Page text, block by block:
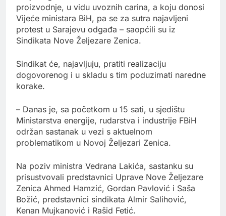
proizvodnje, u vidu uvoznih carina, a koju donosi
Vijeće ministara BiH, pa se za sutra najavljeni
protest u Sarajevu odgađa – saopćili su iz
Sindikata Nove Željezare Zenica.
Sindikat će, najavljuju, pratiti realizaciju
dogovorenog i u skladu s tim poduzimati naredne
korake.
– Danas je, sa početkom u 15 sati, u sjedištu
Ministarstva energije, rudarstva i industrije FBiH
održan sastanak u vezi s aktuelnom
problematikom u Novoj Željezari Zenica.
Na poziv ministra Vedrana Lakića, sastanku su
prisustvovali predstavnici Uprave Nove Željezare
Zenica Ahmed Hamzić, Gordan Pavlović i Saša
Božić, predstavnici sindikata Almir Salihović,
Kenan Mujkanović i Rašid Fetić.